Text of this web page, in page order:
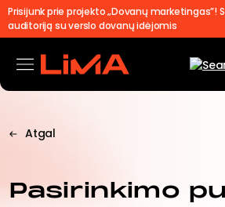
Prisijunk prie projekto „Dovanų marketingas”!
auditoriją su verslo dovanų idėjomis
Atgal
Pasirinkimo